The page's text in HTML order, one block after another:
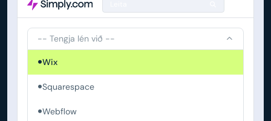
-- Tengja lén við --
Wix
Squarespace
Webflow